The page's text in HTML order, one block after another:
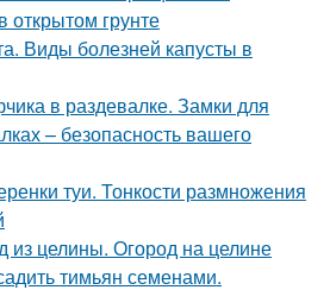
открытом грунте
Виды болезней капусты в
в раздевалке. Замки для
– безопасность вашего
туи. Тонкости размножения
из целины. Огород на целине
тимьян семенами.